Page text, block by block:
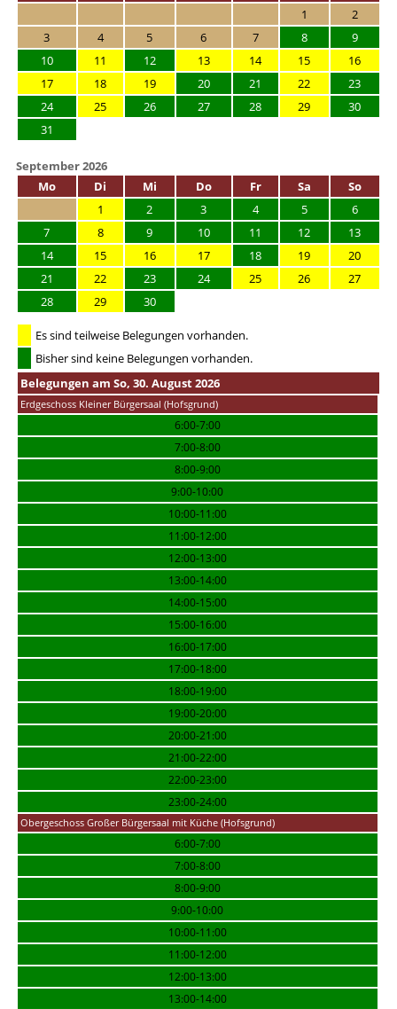
1
2
3
4 5 6 7 8
9
10
11 12 13 14 15
16
17
18 19 20 21 22
23
24
25 26 27 28 29
30
31
September 2026
Mo
Di Mi Do Fr Sa
So
1
2 3 4 5
6
7
8 9 10 11 12
13
14
15 16 17 18 19
20
21
22 23 24 25 26
27
28
29 30
Es sind teilweise Belegungen vorhanden.
Bisher sind keine Belegungen vorhanden.
Belegungen am So, 30. August 2026
Erdgeschoss Kleiner Bürgersaal (Hofsgrund)
6:00-7:00
7:00-8:00
8:00-9:00
9:00-10:00
10:00-11:00
11:00-12:00
12:00-13:00
13:00-14:00
14:00-15:00
15:00-16:00
16:00-17:00
17:00-18:00
18:00-19:00
19:00-20:00
20:00-21:00
21:00-22:00
22:00-23:00
23:00-24:00
Obergeschoss Großer Bürgersaal mit Küche (Hofsgrund)
6:00-7:00
7:00-8:00
8:00-9:00
9:00-10:00
10:00-11:00
11:00-12:00
12:00-13:00
13:00-14:00